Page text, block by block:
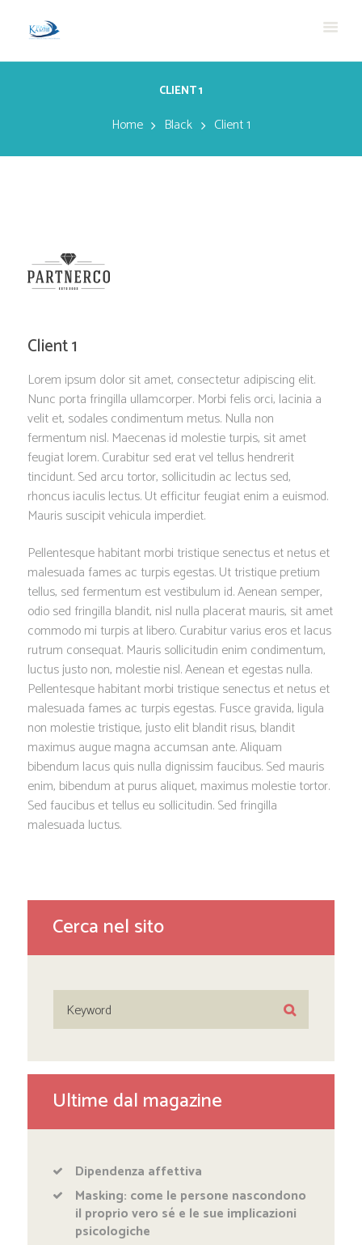
CLIENT 1
Home Black Client 1
Client 1
Lorem ipsum dolor sit amet, consectetur adipiscing elit.
Nunc porta fringilla ullamcorper. Morbi felis orci, lacinia a
velit et, sodales condimentum metus. Nulla non
fermentum nisl. Maecenas id molestie turpis, sit amet
feugiat lorem. Curabitur sed erat vel tellus hendrerit
tincidunt. Sed arcu tortor, sollicitudin ac lectus sed,
rhoncus iaculis lectus. Ut efficitur feugiat enim a euismod.
Mauris suscipit vehicula imperdiet.
Pellentesque habitant morbi tristique senectus et netus et
malesuada fames ac turpis egestas. Ut tristique pretium
tellus, sed fermentum est vestibulum id. Aenean semper,
odio sed fringilla blandit, nisl nulla placerat mauris, sit amet
commodo mi turpis at libero. Curabitur varius eros et lacus
rutrum consequat. Mauris sollicitudin enim condimentum,
luctus justo non, molestie nisl. Aenean et egestas nulla.
Pellentesque habitant morbi tristique senectus et netus et
malesuada fames ac turpis egestas. Fusce gravida, ligula
non molestie tristique, justo elit blandit risus, blandit
maximus augue magna accumsan ante. Aliquam
bibendum lacus quis nulla dignissim faucibus. Sed mauris
enim, bibendum at purus aliquet, maximus molestie tortor.
Sed faucibus et tellus eu sollicitudin. Sed fringilla
malesuada luctus.
Cerca nel sito
Ultime dal magazine
Dipendenza affettiva
Masking: come le persone nascondono
il proprio vero sé e le sue implicazioni
psicologiche